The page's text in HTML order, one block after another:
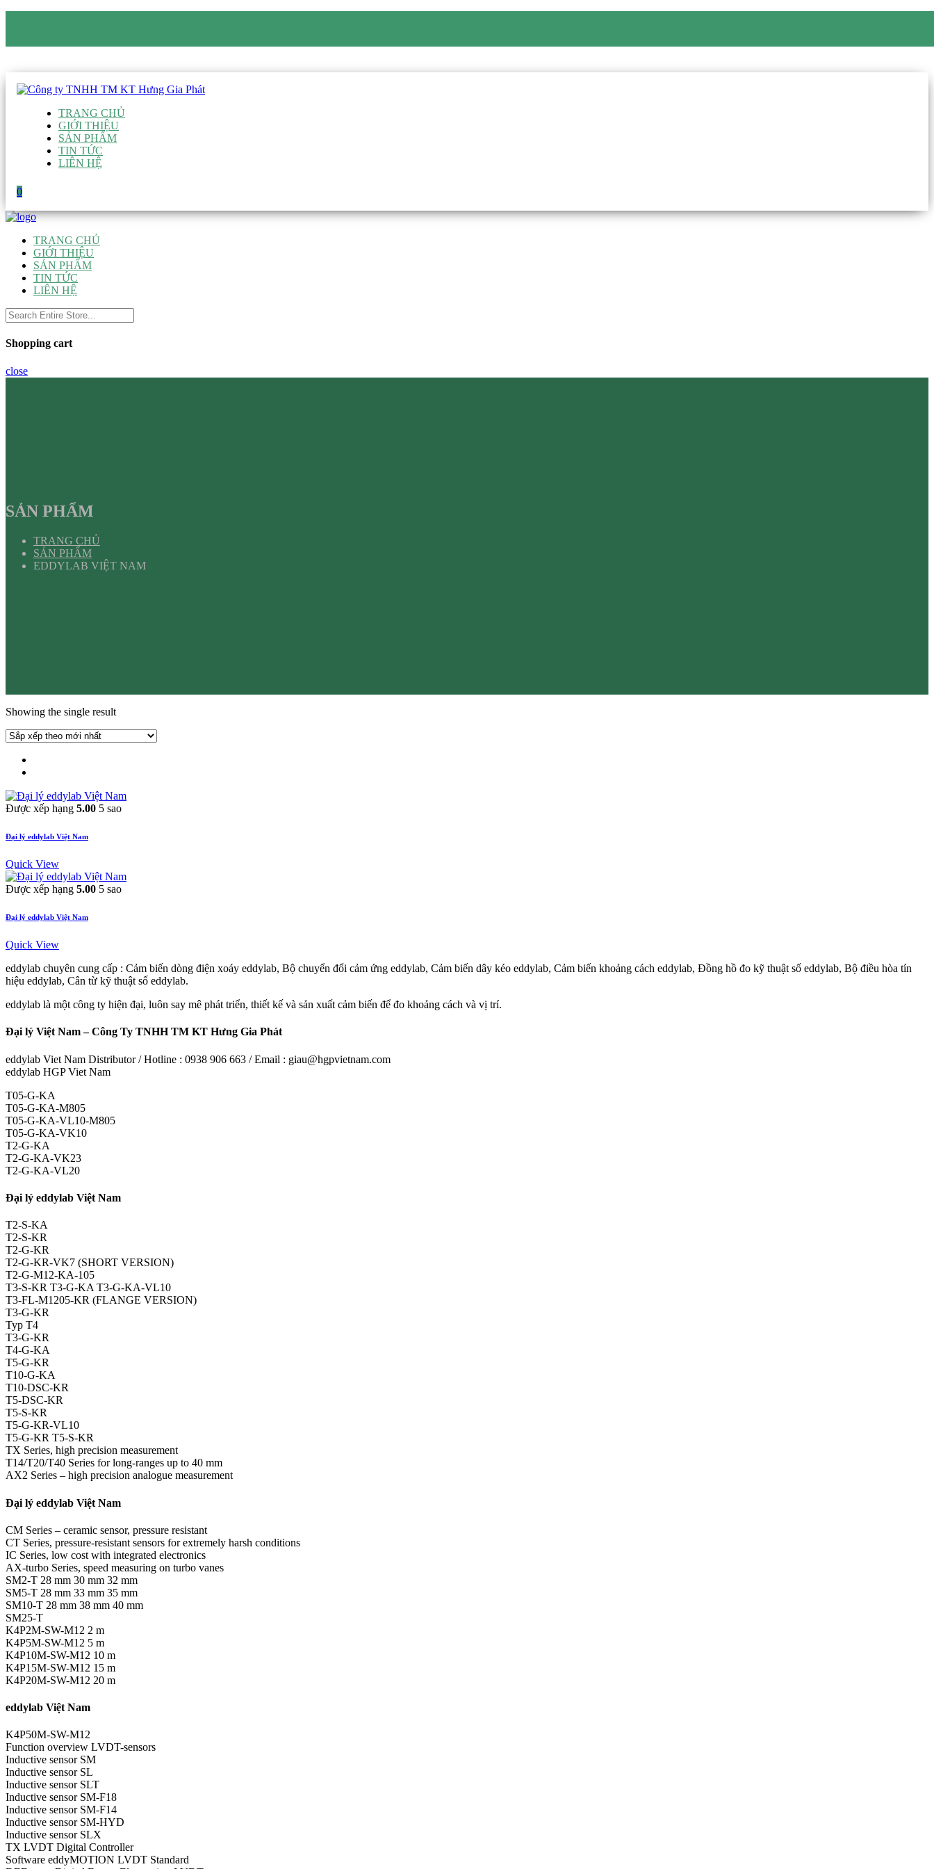
TRANG CHỦ
GIỚI THIỆU
SẢN PHẨM
TIN TỨC
LIÊN HỆ
0
TRANG CHỦ
GIỚI THIỆU
SẢN PHẨM
TIN TỨC
LIÊN HỆ
Shopping cart
close
SẢN PHẨM
TRANG CHỦ
SẢN PHẨM
EDDYLAB VIỆT NAM
Showing the single result
Được xếp hạng 5.00 5 sao
Đại lý eddylab Việt Nam
Quick View
Được xếp hạng 5.00 5 sao
Đại lý eddylab Việt Nam
Quick View
eddylab chuyên cung cấp : Cảm biến dòng điện xoáy eddylab, Bộ chuyển đổi cảm ứng eddylab, Cảm biến dây kéo eddylab, Cảm biến khoảng cách eddylab, Đồng hồ đo kỹ thuật số eddylab, Bộ điều hòa tín
hiệu eddylab, Cân từ kỹ thuật số eddylab.
eddylab là một công ty hiện đại, luôn say mê phát triển, thiết kế và sản xuất cảm biến để đo khoảng cách và vị trí.
Đại lý Việt Nam – Công Ty TNHH TM KT Hưng Gia Phát
eddylab Viet Nam Distributor / Hotline : 0938 906 663 / Email : giau@hgpvietnam.com
eddylab HGP Viet Nam
T05-G-KA
T05-G-KA-M805
T05-G-KA-VL10-M805
T05-G-KA-VK10
T2-G-KA
T2-G-KA-VK23
T2-G-KA-VL20
Đại lý eddylab Việt Nam
T2-S-KA
T2-S-KR
T2-G-KR
T2-G-KR-VK7 (SHORT VERSION)
T2-G-M12-KA-105
T3-S-KR T3-G-KA T3-G-KA-VL10
T3-FL-M1205-KR (FLANGE VERSION)
T3-G-KR
Typ T4
T3-G-KR
T4-G-KA
T5-G-KR
T10-G-KA
T10-DSC-KR
T5-DSC-KR
T5-S-KR
T5-G-KR-VL10
T5-G-KR T5-S-KR
TX Series, high precision measurement
T14/T20/T40 Series for long-ranges up to 40 mm
AX2 Series – high precision analogue measurement
Đại lý eddylab Việt Nam
CM Series – ceramic sensor, pressure resistant
CT Series, pressure-resistant sensors for extremely harsh conditions
IC Series, low cost with integrated electronics
AX-turbo Series, speed measuring on turbo vanes
SM2-T 28 mm 30 mm 32 mm
SM5-T 28 mm 33 mm 35 mm
SM10-T 28 mm 38 mm 40 mm
SM25-T
K4P2M-SW-M12 2 m
K4P5M-SW-M12 5 m
K4P10M-SW-M12 10 m
K4P15M-SW-M12 15 m
K4P20M-SW-M12 20 m
eddylab Việt Nam
K4P50M-SW-M12
Function overview LVDT-sensors
Inductive sensor SM
Inductive sensor SL
Inductive sensor SLT
Inductive sensor SM-F18
Inductive sensor SM-F14
Inductive sensor SM-HYD
Inductive sensor SLX
TX LVDT Digital Controller
Software eddyMOTION LVDT Standard